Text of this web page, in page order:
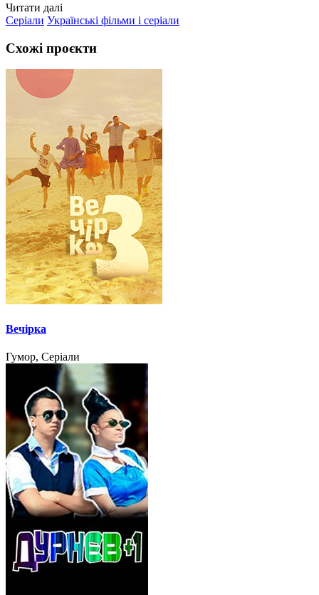
Читати далі
Серіали Українські фільми і серіали
Схожі проєкти
Вечірка
Гумор, Серіали